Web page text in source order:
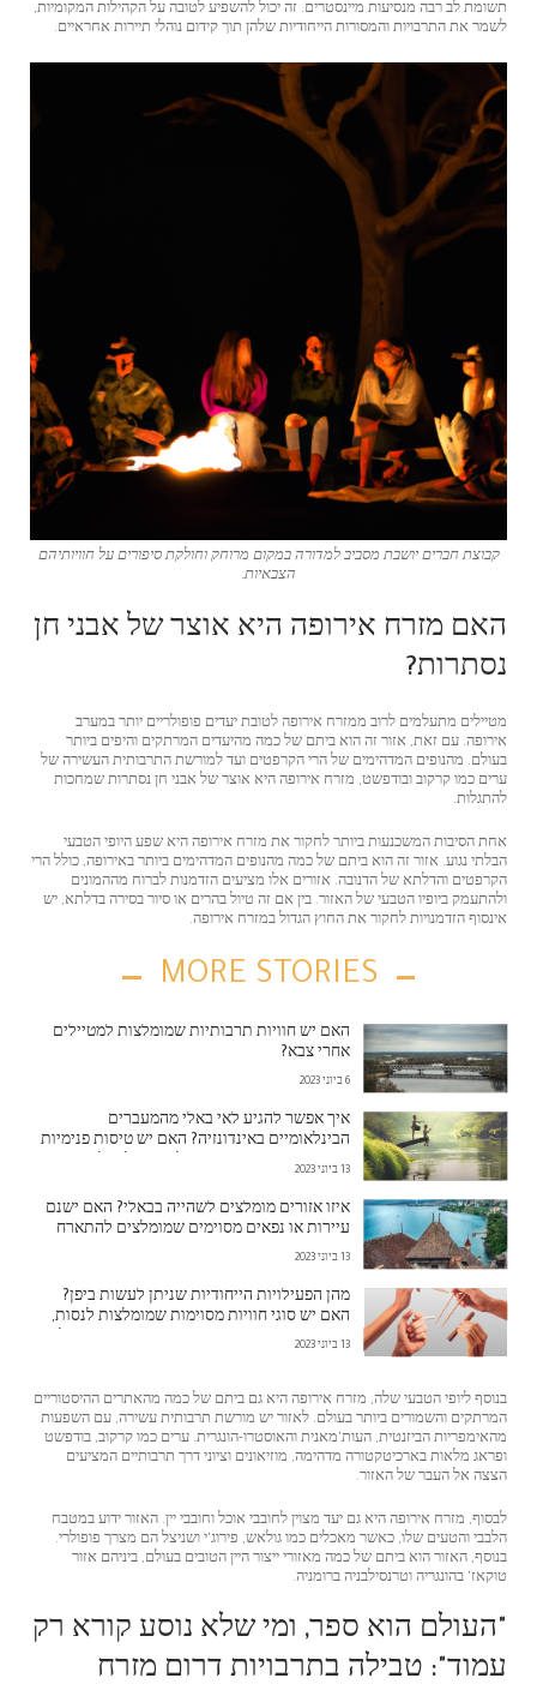
תשומת לב רבה מנסיעות מיינסטרים. זה יכול להשפיע לטובה על הקהילות המקומיות,
לשמר את התרבויות והמסורות הייחודיות שלהן תוך קידום נוהלי תיירות אחראיים.
קבוצת חברים יושבת מסביב למדורה במקום מרוחק וחולקת סיפורים על חוויותיהם
הצבאיות.
האם מזרח אירופה היא אוצר של אבני חן
נסתרות?
מטיילים מתעלמים לרוב ממזרח אירופה לטובת יעדים פופולריים יותר במערב
אירופה. עם זאת, אזור זה הוא ביתם של כמה מהיעדים המרתקים והיפים ביותר
בעולם. מהנופים המדהימים של הרי הקרפטים ועד למורשת התרבותית העשירה של
ערים כמו קרקוב ובודפשט, מזרח אירופה היא אוצר של אבני חן נסתרות שמחכות
להתגלות.
אחת הסיבות המשכנעות ביותר לחקור את מזרח אירופה היא שפע היופי הטבעי
הבלתי נגוע. אזור זה הוא ביתם של כמה מהנופים המדהימים ביותר באירופה, כולל הרי
הקרפטים והדלתא של הדנובה. אזורים אלו מציעים הזדמנות לברוח מההמונים
ולהתעמק ביופיו הטבעי של האזור. בין אם זה טיול בהרים או סיור בסירה בדלתא, יש
אינסוף הזדמנויות לחקור את החוץ הגדול במזרח אירופה.
MORE STORIES
האם יש חוויות תרבותיות שמומלצות למטיילים
אחרי צבא?
6 ביוני 2023
איך אפשר להגיע לאי באלי מהמעברים
הבינלאומיים באינדונזיה? האם יש טיסות פנימיות
או אמצעי תחבורה אחרים לנסיעה לבאלי?
13 ביוני 2023
איזו אזורים מומלצים לשהייה בבאלי? האם ישנם
עיירות או נפאים מסוימים שמומלצים להתארח
בהם?
13 ביוני 2023
מהן הפעילויות הייחודיות שניתן לעשות ביפן?
האם יש סוגי חוויות מסוימות שמומלצות לנסות,
כמו אונסן (מרכזי חום מים) או סושי מאסטרקלאס?
13 ביוני 2023
בנוסף ליופי הטבעי שלה, מזרח אירופה היא גם ביתם של כמה מהאתרים ההיסטוריים
המרתקים והשמורים ביותר בעולם. לאזור יש מורשת תרבותית עשירה, עם השפעות
מהאימפריות הביזנטית, העות'מאנית והאוסטרו-הונגרית. ערים כמו קרקוב, בודפשט
ופראג מלאות בארכיטקטורה מדהימה, מוזיאונים וציוני דרך תרבותיים המציעים
הצצה אל העבר של האזור.
לבסוף, מזרח אירופה היא גם יעד מצוין לחובבי אוכל וחובבי יין. האזור ידוע במטבח
הלבבי והטעים שלו, כאשר מאכלים כמו גולאש, פירוג'י ושניצל הם מצרך פופולרי.
בנוסף, האזור הוא ביתם של כמה מאזורי ייצור היין הטובים בעולם, ביניהם אזור
טוקאז' בהונגריה וטרנסילבניה ברומניה.
"העולם הוא ספר, ומי שלא נוסע קורא רק
עמוד": טבילה בתרבויות דרום מזרח